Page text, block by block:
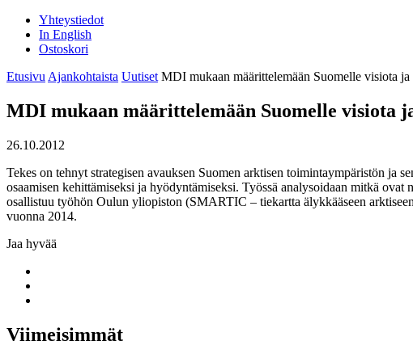
Yhteystiedot
In English
Ostoskori
Etusivu Ajankohtaista Uutiset MDI mukaan määrittelemään Suomelle visiota ja
MDI mukaan määrittelemään Suomelle visiota
26.10.2012
Tekes on tehnyt strategisen avauksen Suomen arktisen toimintaympäristön ja
osaamisen kehittämiseksi ja hyödyntämiseksi. Työssä analysoidaan mitkä
osallistuu työhön Oulun yliopiston (SMARTIC – tiekartta älykkääseen
vuonna 2014.
Jaa hyvää
twitter
Viimeisimmät